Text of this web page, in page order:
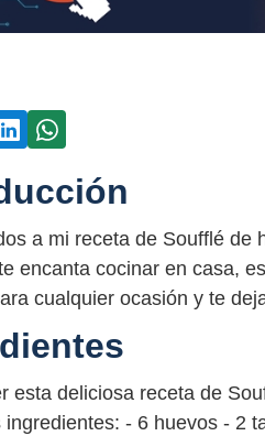
a mi receta de Soufflé
encanta cocinar en casa,
cualquier ocasión y te
esta deliciosa receta de
ingredientes: - 6 huevos - 2